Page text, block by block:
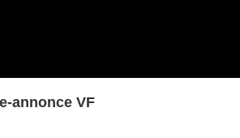
annonce VF